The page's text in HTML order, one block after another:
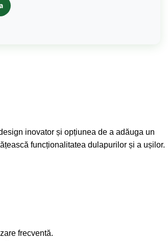
inovator și opțiunea de a adăuga un
funcționalitatea dulapurilor și a ușilor.
frecventă.